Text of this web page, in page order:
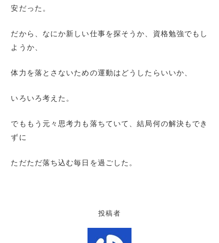
安だった。
だから、なにか新しい仕事を探そうか、資格勉強でもし
ようか、
体力を落とさないための運動はどうしたらいいか、
いろいろ考えた。
でももう元々思考力も落ちていて、結局何の解決もでき
ずに
ただただ落ち込む毎日を過ごした。
投稿者